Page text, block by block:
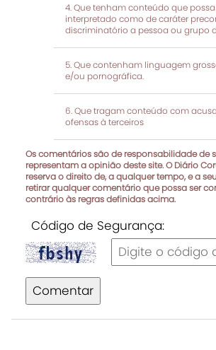
Que tenham conteúdo que possa
interpretado como de caráter
discriminatório a pessoa ou grupo
Que contenham linguagem
e/ou pornográfica.
Que tragam conteúdo com
ofensas à terceiros
Os comentários são de responsabilidade de
representam a opinião deste site. O Diário
reserva o direito de, a qualquer tempo, e a
retirar qualquer comentário que possa ser
contrário às regras definidas acima.
Código de Segurança:
Comentar